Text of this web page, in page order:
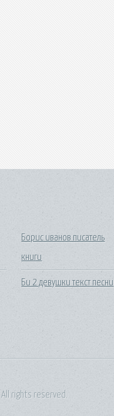
Борис иванов писатель
книги
Би 2 девушки текст песни
rights reserved.